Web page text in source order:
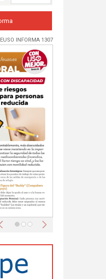
INFORMA 1307
Anterior Siguiente